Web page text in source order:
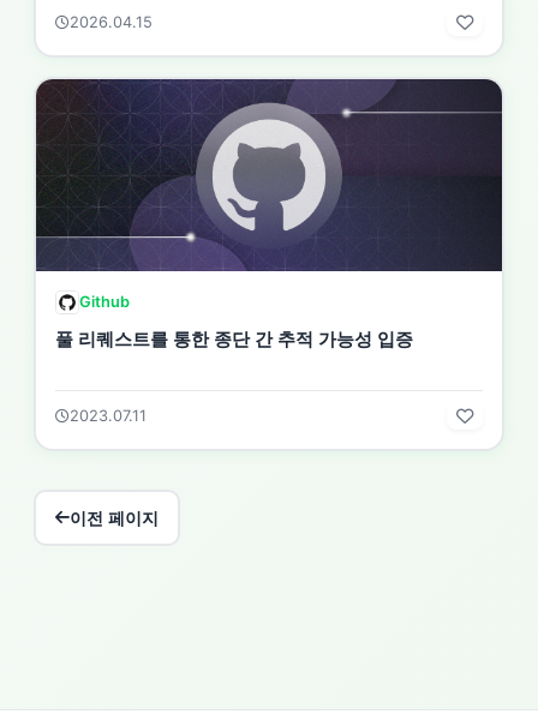
2026.04.15
Github
풀 리퀘스트를 통한 종단 간 추적 가능성 입증
2023.07.11
이전 페이지